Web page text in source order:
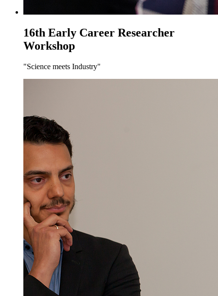
16th Early Career Researcher
Workshop
"Science meets Industry"